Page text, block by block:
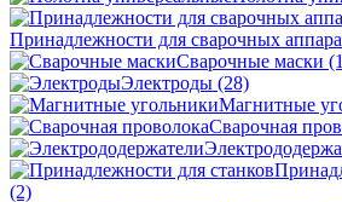
Принадлежности для сварочных
Сварочные маски
Электроды (28)
Магнитные
Сварочная
(2)